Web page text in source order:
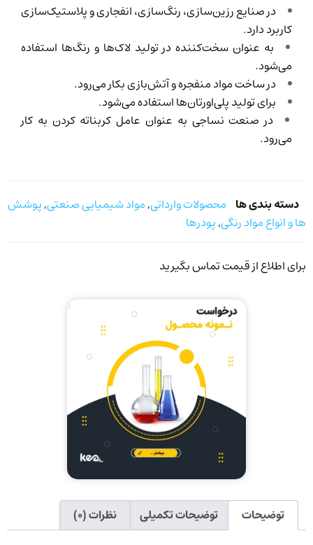
در صنایع رزین‌سازی، رنگ‌سازی، انفجاری و پلاستیک‌سازی
کاربرد دارد.
به عنوان سخت‌کننده در تولید لاک‌ها و رنگ‌ها استفاده
می‌شود.
در ساخت مواد منفجره و آتش‌بازی بکار می‌رود.
برای تولید پلی‌اورتان‌ها استفاده می‌شود.
در صنعت نساجی به عنوان عامل کربناته کردن به کار
می‌رود.
دسته بندی ها محصولات وارداتی,مواد شیمیایی صنعتی,پوشش
ها و انواع مواد رنگی,پودرها
برای اطلاع از قیمت تماس بگیرید
توضیحات توضیحات تکمیلی نظرات (۰)